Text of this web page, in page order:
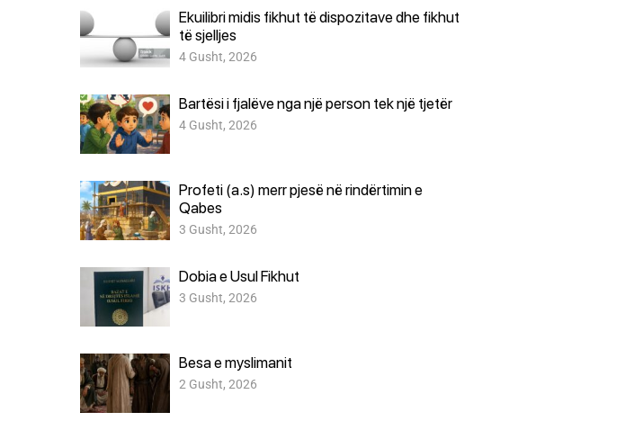
Ekuilibri midis fikhut të dispozitave dhe fikhut
të sjelljes
4 Gusht, 2026
Bartësi i fjalëve nga një person tek një tjetër
4 Gusht, 2026
Profeti (a.s) merr pjesë në rindërtimin e
Qabes
3 Gusht, 2026
Dobia e Usul Fikhut
3 Gusht, 2026
Besa e myslimanit
2 Gusht, 2026